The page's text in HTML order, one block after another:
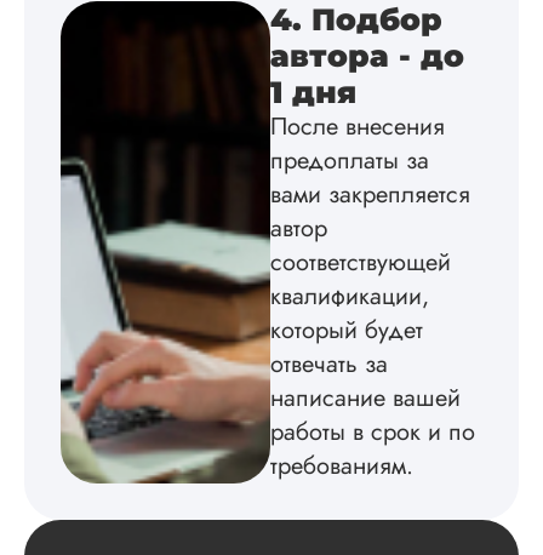
4. Подбор
автора - до
1 дня
После внесения
предоплаты за
вами закрепляется
автор
соответствующей
квалификации,
который будет
отвечать за
написание вашей
работы в срок и по
требованиям.